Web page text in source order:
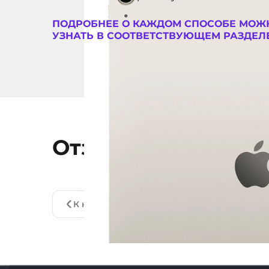
ВСТРОЕННАЯ ПАМЯТЬ
АРТИКУЛ 11285
ПОДРОБНЕЕ О КАЖДОМ СПОСОБЕ
УЗНАТЬ В СООТВЕТСТВУЮЩЕМ
Отзывы о товаре
К каталогу